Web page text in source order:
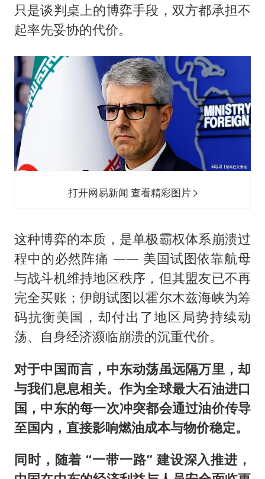
只是谈判桌上的博弈手段，双方都承担不
起率先妥协的代价。
打开网易新闻 查看精彩图片
这种博弈的本质，是单极霸权体系崩溃过
程中的必然阵痛 —— 美国试图依靠航母
与战斗机维持地区秩序，但其盟友已不再
完全买账；伊朗试图以霍尔木兹海峡为筹
码抗衡美国，却付出了地区局势持续动
荡、自身经济濒临崩溃的沉重代价。
对于中国而言，中东动荡虽远隔万里，却
与我们息息相关。作为全球最大石油进口
国，中东的每一次冲突都会通过油价传导
至国内，直接影响燃油成本与物价稳定。
同时，随着 “一带一路” 建设深入推进，